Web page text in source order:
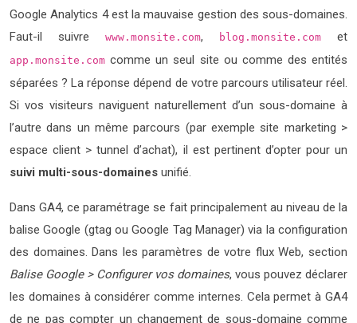
Google Analytics 4 est la mauvaise gestion des sous-domaines.
Faut-il suivre www.monsite.com, blog.monsite.com et
app.monsite.com comme un seul site ou comme des entités
séparées ? La réponse dépend de votre parcours utilisateur réel.
Si vos visiteurs naviguent naturellement d’un sous-domaine à
l’autre dans un même parcours (par exemple site marketing >
espace client > tunnel d’achat), il est pertinent d’opter pour un
suivi multi-sous-domaines unifié.
Dans GA4, ce paramétrage se fait principalement au niveau de la
balise Google (gtag ou Google Tag Manager) via la configuration
des domaines. Dans les paramètres de votre flux Web, section
Balise Google > Configurer vos domaines, vous pouvez déclarer
les domaines à considérer comme internes. Cela permet à GA4
de ne pas compter un changement de sous-domaine comme